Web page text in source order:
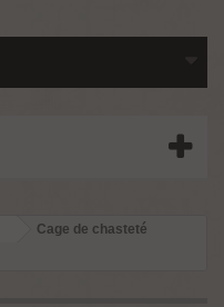
Cage de chasteté